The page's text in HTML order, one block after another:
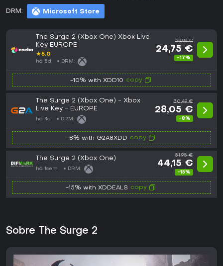
DRM: Microsoft Store
The Surge 2 (Xbox One) Xbox Live
Key EUROPE
★5.0
há 5d DRM:
29,99 €
24,75 €
-17%
-10% with XDD10 copy
The Surge 2 (Xbox One) - Xbox
Live Key - EUROPE
há 4d DRM:
30,49 €
28,05 €
-8%
-8% with G2A8XDD copy
The Surge 2 (Xbox One)
há 1sem DRM:
51,95 €
44,15 €
-15%
-15% with XDDEALS copy
Sobre The Surge 2